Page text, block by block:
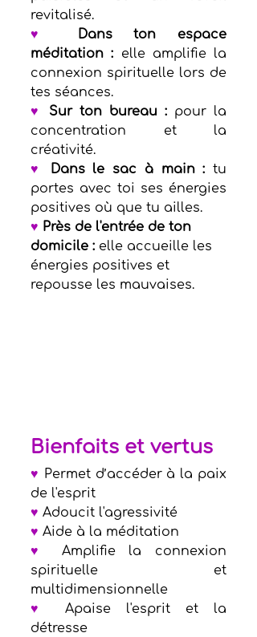
revitalisé.
♥
Dans ton espace
méditation : elle amplifie la
connexion spirituelle lors de
tes séances.
♥
Sur ton bureau : pour la
concentration et la
créativité.
♥
Dans le sac à main : tu
portes avec toi ses énergies
positives où que tu ailles.
♥ Près de l'entrée de ton
domicile : elle accueille les
énergies positives et
repousse les mauvaises.
Bienfaits et vertus
♥ Permet d’accéder à la paix
de l'esprit
♥ Adoucit l'agressivité
♥ Aide à la méditation
♥
Amplifie la connexion
spirituelle et
♥
Apaise l'esprit et la
détresse